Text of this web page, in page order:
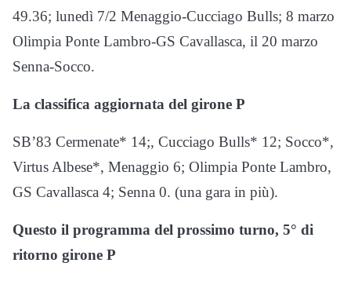
49.36; lunedì 7/2 Menaggio-Cucciago Bulls; 8 marzo
Olimpia Ponte Lambro-GS Cavallasca, il 20 marzo
Senna-Socco.
La classifica aggiornata del girone P
SB’83 Cermenate* 14;, Cucciago Bulls* 12; Socco*,
Virtus Albese*, Menaggio 6; Olimpia Ponte Lambro,
GS Cavallasca 4; Senna 0. (una gara in più).
Questo il programma del prossimo turno, 5° di
ritorno girone P